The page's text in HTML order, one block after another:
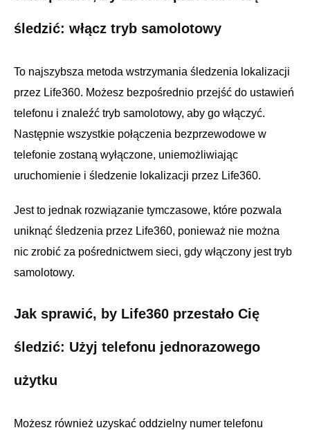
śledzić: włącz tryb samolotowy
To najszybsza metoda wstrzymania śledzenia lokalizacji
przez Life360. Możesz bezpośrednio przejść do ustawień
telefonu i znaleźć tryb samolotowy, aby go włączyć.
Następnie wszystkie połączenia bezprzewodowe w
telefonie zostaną wyłączone, uniemożliwiając
uruchomienie i śledzenie lokalizacji przez Life360.
Jest to jednak rozwiązanie tymczasowe, które pozwala
uniknąć śledzenia przez Life360, ponieważ nie można
nic zrobić za pośrednictwem sieci, gdy włączony jest tryb
samolotowy.
Jak sprawić, by Life360 przestało Cię
śledzić: Użyj telefonu jednorazowego
użytku
Możesz również uzyskać oddzielny numer telefonu